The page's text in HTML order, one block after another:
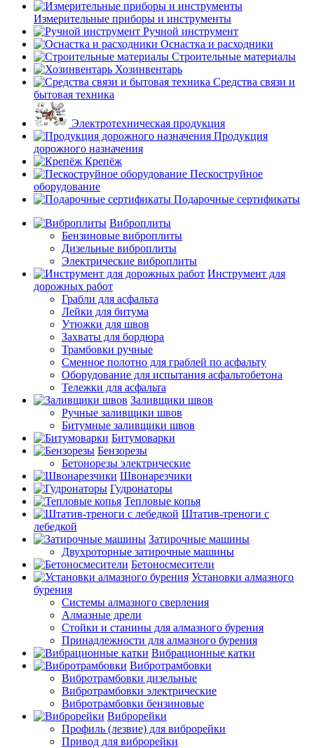
Измерительные приборы и инструменты
Ручной инструмент
Оснастка и расходники
Строительные материалы
Хозинвентарь
Средства связи и
бытовая техника
Электротехническая продукция
Продукция
дорожного назначения
Крепёж
Пескоструйное
оборудование
Подарочные сертификаты
Виброплиты
Бензиновые виброплиты
Дизельные виброплиты
Электрические виброплиты
Инструмент для
дорожных работ
Грабли для асфальта
Лейки для битума
Утюжки для швов
Захваты для бордюра
Трамбовки ручные
Сменное полотно для граблей по асфальту
Оборудование для испытания асфальтобетона
Тележки для асфальта
Заливщики швов
Ручные заливщики швов
Битумные заливщики швов
Битумоварки
Бензорезы
Бетонорезы электрические
Швонарезчики
Гудронаторы
Тепловые копья
Штатив-треноги с
лебедкой
Затирочные машины
Двухроторные затирочные машины
Бетоносмесители
Установки алмазного
бурения
Системы алмазного сверления
Алмазные дрели
Стойки и станины для алмазного бурения
Принадлежности для алмазного бурения
Вибрационные катки
Вибротрамбовки
Вибротрамбовки дизельные
Вибротрамбовки электрические
Вибротрамбовки бензиновые
Виброрейки
Профиль (лезвие) для виброрейки
Привод для виброрейки